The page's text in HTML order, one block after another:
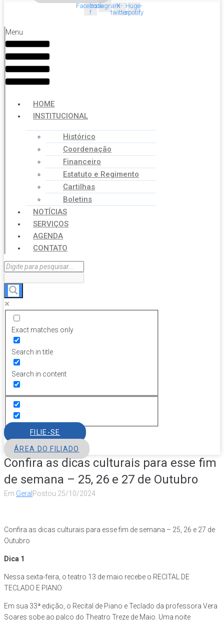
Facebook-
f
InstagramX-
twitter
Huge-
spotify
Menu
HOME
INSTITUCIONAL
Histórico
Coordenação
Financeiro
Estatuto e Regimento
Cartilhas
Boletins
NOTÍCIAS
SERVIÇOS
AGENDA
CONTATO
Exact matches only
Search in title
Search in content
FILIE-SE
ÁREA DO FILIADO
Confira as dicas culturais para esse fim
de semana – 25, 26 e 27 de Outubro
Em Geral Postou 25/10/2024
Confira as dicas culturais para esse fim de semana – 25, 26 e 27 de
Outubro
Dica 1
Nessa sexta-feira, o teatro 13 de maio recebe o RECITAL DE
TECLADO E PIANO
Em sua 33ª edição, o Recital de Piano e Teclado da professora Vera
Soares sobe ao palco do Theatro Treze de Maio. Uma noite